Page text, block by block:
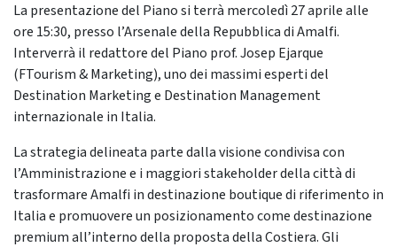
La presentazione del Piano si terrà mercoledì 27 aprile alle
ore 15:30, presso l’Arsenale della Repubblica di Amalfi.
Interverrà il redattore del Piano prof. Josep Ejarque
(FTourism & Marketing), uno dei massimi esperti del
Destination Marketing e Destination Management
internazionale in Italia.
La strategia delineata parte dalla visione condivisa con
l’Amministrazione e i maggiori stakeholder della città di
trasformare Amalfi in destinazione boutique di riferimento in
Italia e promuovere un posizionamento come destinazione
premium all’interno della proposta della Costiera. Gli